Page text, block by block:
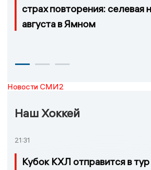
страх повторения: селевая
августа в Ямном
Новости СМИ2
Наш Хоккей
21:31
Кубок КХЛ отправится в